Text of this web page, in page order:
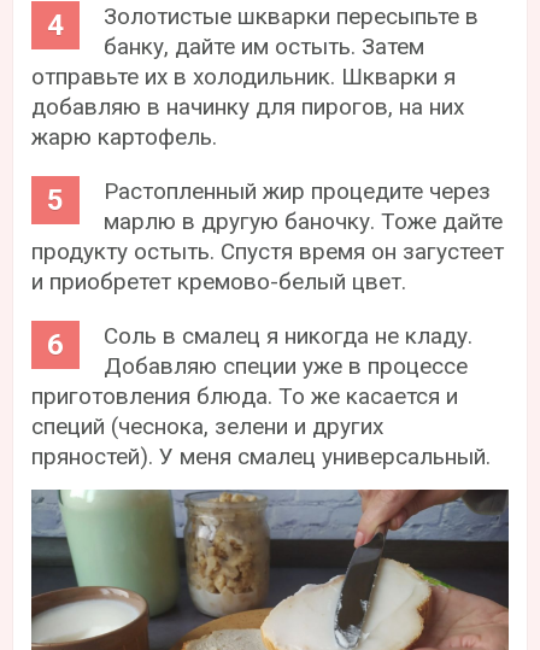
Золотистые шкварки пересыпьте в
банку, дайте им остыть. Затем
отправьте их в холодильник. Шкварки я
добавляю в начинку для пирогов, на них
жарю картофель.
Растопленный жир процедите через
марлю в другую баночку. Тоже дайте
продукту остыть. Спустя время он загустеет
и приобретет кремово-белый цвет.
Соль в смалец я никогда не кладу.
Добавляю специи уже в процессе
приготовления блюда. То же касается и
специй (чеснока, зелени и других
пряностей). У меня смалец универсальный.